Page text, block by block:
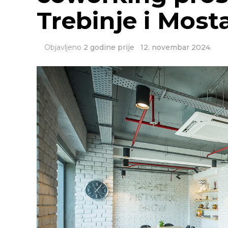
Trebinje i
Objavljeno 2 godine prije 12. novembar 2024.